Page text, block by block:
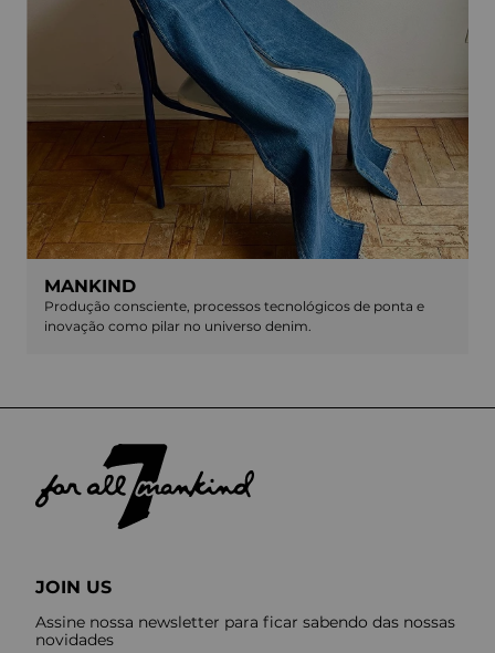
MANKIND
Produção consciente, processos tecnológicos de ponta e
inovação como pilar no universo denim.
JOIN US
Assine nossa newsletter para ficar sabendo das nossas
novidades